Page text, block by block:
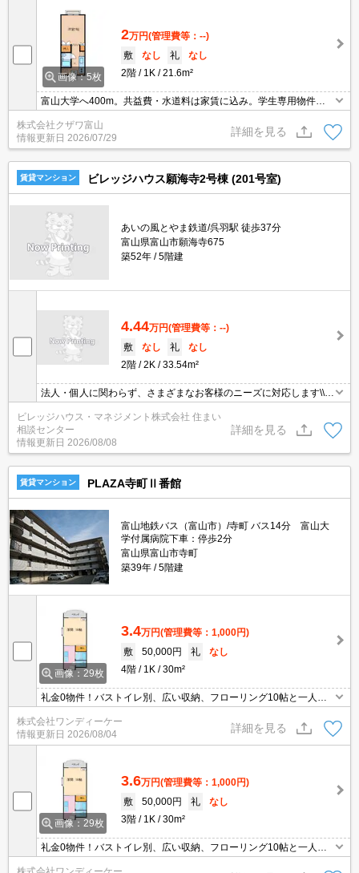
画像：5枚
2万円(管理費等：--)
敷
なし 礼
なし
2階
1K 21.6m²
富山大学へ400m。共益費・水道料は家賃に込み。学生専用物件で
株式会社クザワ富山
情報更新日 2026/07/29
詳細を見る
賃貸マンション ビレッジハウス願海寺2号棟 (201号室)
あいの風とやま鉄道/呉羽駅 徒歩37分
富山県富山市願海寺675
築52年
5階建
4.44万円(管理費等：--)
敷
なし 礼
なし
2階
2K 33.54m²
法人・個人に関わらず、さまざまなお客様のニーズに対応します\\n
果、敷金をお預かりする場合がございます。
ビレッジハウス・マネジメント株式会社 住まい
相談センター
情報更新日 2026/08/08
詳細を見る
賃貸マンション PLAZA寺町Ⅱ番館
富山地鉄バス（富山市）/寺町 バス14分 富山大
学付属病院下車：停歩2分
富山県富山市寺町
築39年
5階建
画像：29枚
3.4万円(管理費等：1,000円)
敷
50,000円 礼
なし
4階
1K 30m²
礼金0物件！バストイレ別、広い収納、フローリング10帖と一人暮
能。インターネット無料（wifi付き）。IHクッキングヒーター付きで
す。
株式会社ワンディーケー
情報更新日 2026/08/04
詳細を見る
画像：29枚
3.6万円(管理費等：1,000円)
敷
50,000円 礼
なし
3階
1K 30m²
礼金0物件！バストイレ別、広い収納、フローリング10帖と一人暮